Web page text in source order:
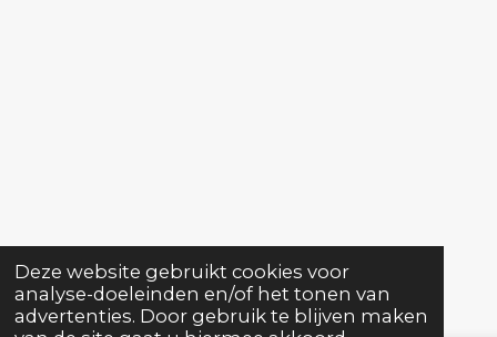
Deze website gebruikt cookies voor
analyse-doeleinden en/of het tonen van
advertenties. Door gebruik te blijven maken